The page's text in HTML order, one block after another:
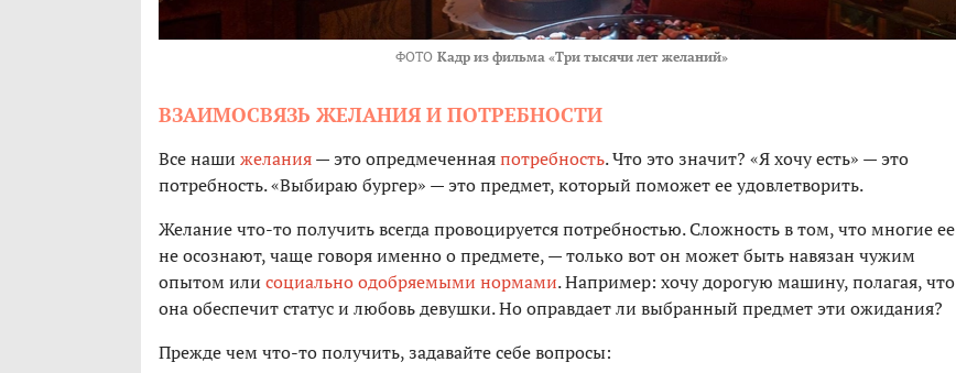
ФОТО Кадр из фильма «Три тысячи лет желаний»
ВЗАИМОСВЯЗЬ ЖЕЛАНИЯ И ПОТРЕБНОСТИ
Все наши желания— это опредмеченнаяпотребность. Что это значит? «Я хочу есть» — это
потребность. «Выбираю бургер» — это предмет, который поможет ее удовлетворить.
Желание что-то получить всегда провоцируется потребностью. Сложность в том, что многие ее
не осознают, чаще говоря именно о предмете, — только вот он может быть навязан чужим
опытом или социально одобряемыми нормами. Например: хочу дорогую машину, полагая, что
она обеспечит статус и любовь девушки. Но оправдает ли выбранный предмет эти ожидания?
Прежде чем что-то получить, задавайте себе вопросы: